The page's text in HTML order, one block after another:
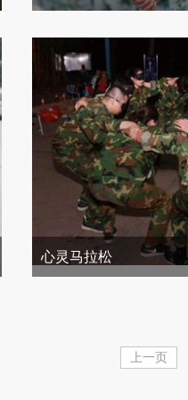
心灵马拉松
上一页